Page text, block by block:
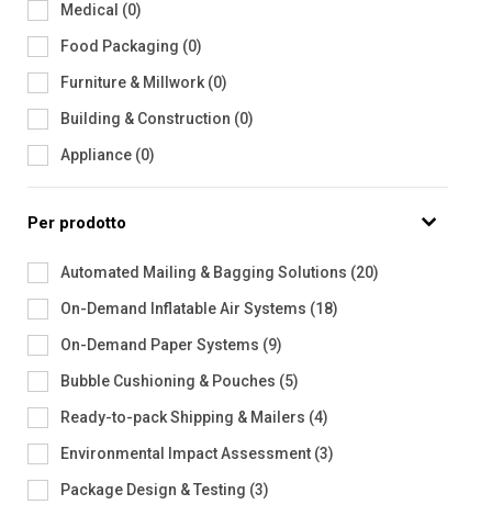
Medical (0)
Food Packaging (0)
Furniture & Millwork(0)
Building & Construction (0)
Appliance (0)
Per prodotto
Automated Mailing & Bagging Solutions (20)
On-Demand Inflatable Air Systems (18)
On-Demand Paper Systems (9)
Bubble Cushioning & Pouches (5)
Ready-to-pack Shipping & Mailers (4)
Environmental Impact Assessment (3)
Package Design & Testing (3)